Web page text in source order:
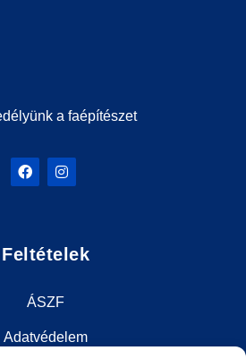
a faépítészet
Feltételek
ÁSZF
Adatvédelem